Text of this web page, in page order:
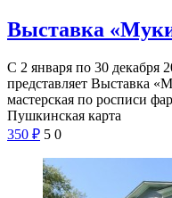
Выставка
С 2 января по 30 декабря
представляет Выставка
мастерская по росписи
Пушкинская карта
350 ₽ 5 0